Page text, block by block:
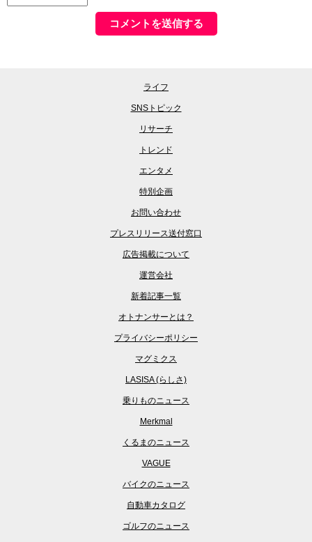
ライフ
SNSトピック
リサーチ
トレンド
エンタメ
特別企画
お問い合わせ
プレスリリース送付窓口
広告掲載について
運営会社
新着記事一覧
オトナンサーとは？
プライバシーポリシー
マグミクス
LASISA (らしさ)
乗りものニュース
Merkmal
くるまのニュース
VAGUE
バイクのニュース
自動車カタログ
ゴルフのニュース